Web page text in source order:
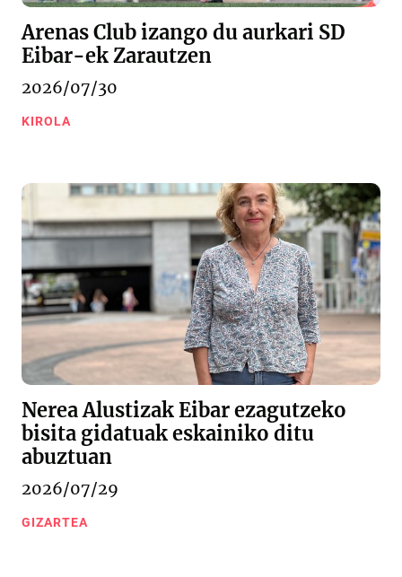
Arenas Club izango du aurkari SD
Eibar-ek Zarautzen
2026/07/30
KIROLA
Nerea Alustizak Eibar ezagutzeko
bisita gidatuak eskainiko ditu
abuztuan
2026/07/29
GIZARTEA